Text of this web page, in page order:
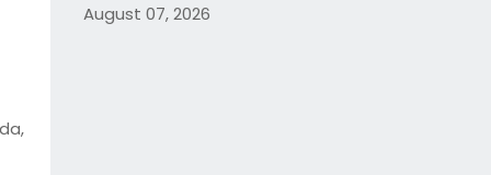
August 07, 2026